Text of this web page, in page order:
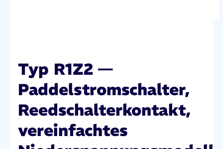
Typ R1Z2 —
Paddelstromschalter,
Reedschalterkontakt,
vereinfachtes